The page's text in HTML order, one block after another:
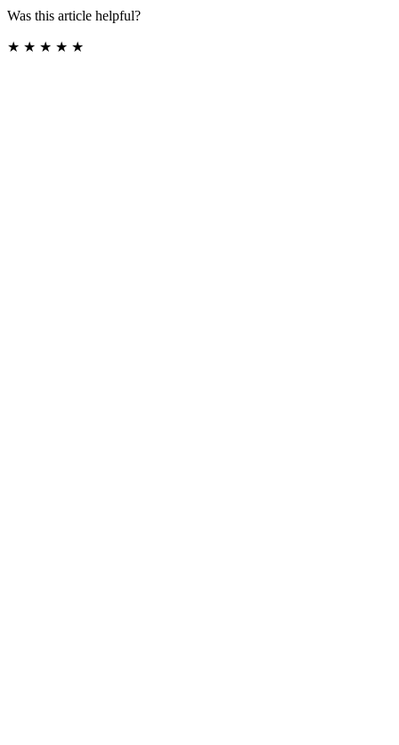
Was this article helpful?
★ ★ ★ ★ ★